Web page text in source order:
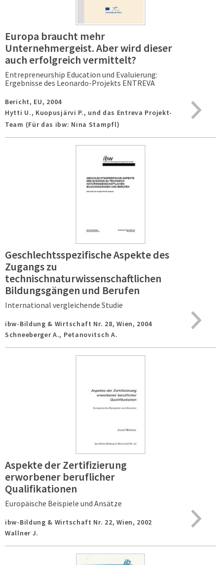
Europa braucht mehr
Unternehmergeist. Aber wird dieser
auch erfolgreich vermittelt?
Entrepreneurship Education und Evaluierung:
Ergebnisse des Leonardo-Projekts ENTREVA
Bericht, EU, 2004
Hytti U., Kuopusjärvi P., und das Entreva Projekt-
Team (Für das ibw: Nina Stampfl)
Geschlechtsspezifische Aspekte des
Zugangs zu
technischnaturwissenschaftlichen
Bildungsgängen und Berufen
International vergleichende Studie
ibw-Bildung & Wirtschaft Nr. 28,Wien, 2004
Schneeberger A., Petanovitsch A.
Aspekte der Zertifizierung
erworbener beruflicher
Qualifikationen
Europäische Beispiele und Ansätze
ibw-Bildung & Wirtschaft Nr. 22,Wien, 2002
Wallner J.